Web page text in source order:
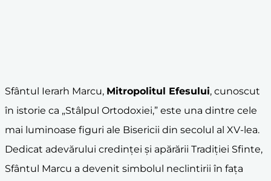
Sfântul Ierarh Marcu, Mitropolitul Efesului, cunoscut
în istorie ca „Stâlpul Ortodoxiei,” este una dintre cele
mai luminoase figuri ale Bisericii din secolul al XV-lea.
Dedicat adevărului credinței și apărării Tradiției Sfinte,
Sfântul Marcu a devenit simbolul neclintirii în fața